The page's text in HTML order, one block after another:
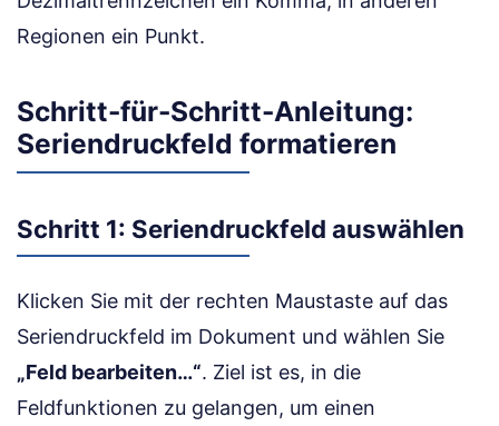
Regionen ein Punkt.
Schritt-für-Schritt-Anleitung:
Seriendruckfeld formatieren
Schritt 1: Seriendruckfeld auswählen
Klicken Sie mit der rechten Maustaste auf das
Seriendruckfeld im Dokument und wählen Sie
„Feld bearbeiten…“. Ziel ist es, in die
Feldfunktionen zu gelangen, um einen